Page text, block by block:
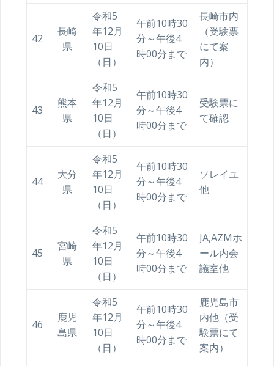
42
長崎
県
令和5
年12月
10日
（日）
午前10時30
分～午後4
時00分まで
長崎市内
（受験票
にて案
内）
43
熊本
県
令和5
年12月
10日
（日）
午前10時30
分～午後4
時00分まで
受験票に
て確認
44
大分
県
令和5
年12月
10日
（日）
午前10時30
分～午後4
時00分まで
ソレイユ
他
45
宮崎
県
令和5
年12月
10日
（日）
午前10時30
分～午後4
時00分まで
JA,AZMホ
ール内会
議室他
46
鹿児
島県
令和5
年12月
10日
（日）
午前10時30
分～午後4
時00分まで
鹿児島市
内他（受
験票にて
案内）